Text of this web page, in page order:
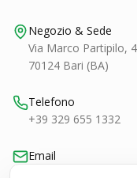
Negozio & Sede
Via Marco Partipilo,
70124 Bari (BA)
Telefono
+39 329 655 1332
Email